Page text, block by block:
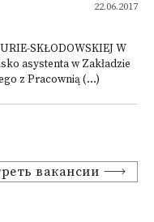
22.06.2017
SKŁODOWSKIEJ W
asystenta w Zakładzie
z Pracownią (...)
вакансии